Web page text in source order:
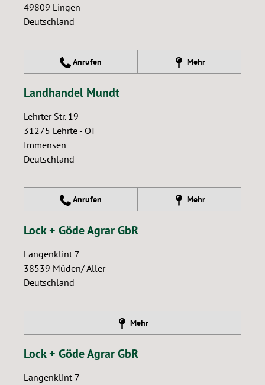
49809 Lingen
Deutschland
Anrufen Mehr
Landhandel Mundt
Lehrter Str. 19
31275 Lehrte - OT
Immensen
Deutschland
Anrufen Mehr
Lock + Göde Agrar GbR
Langenklint 7
38539 Müden/ Aller
Deutschland
Mehr
Lock + Göde Agrar GbR
Langenklint 7